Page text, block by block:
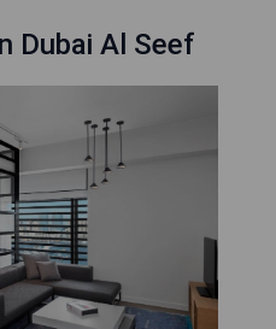
Dubai Al Seef